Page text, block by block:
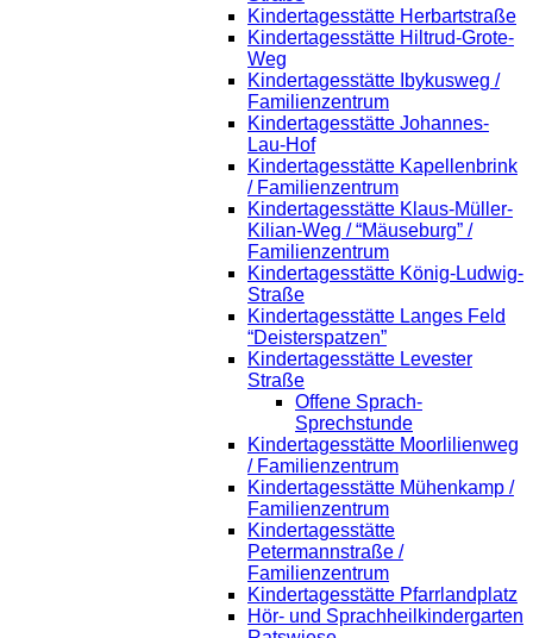
Kindertagesstätte Herbartstraße
Kindertagesstätte Hiltrud-Grote-
Weg
Kindertagesstätte Ibykusweg /
Familienzentrum
Kindertagesstätte Johannes-
Lau-Hof
Kindertagesstätte Kapellenbrink
/ Familienzentrum
Kindertagesstätte Klaus-Müller-
Kilian-Weg / “Mäuseburg” /
Familienzentrum
Kindertagesstätte König-Ludwig-
Straße
Kindertagesstätte Langes Feld
“Deisterspatzen”
Kindertagesstätte Levester
Straße
Offene Sprach-
Sprechstunde
Kindertagesstätte Moorlilienweg
/ Familienzentrum
Kindertagesstätte Mühenkamp /
Familienzentrum
Kindertagesstätte
Petermannstraße /
Familienzentrum
Kindertagesstätte Pfarrlandplatz
Hör- und Sprachheilkindergarten